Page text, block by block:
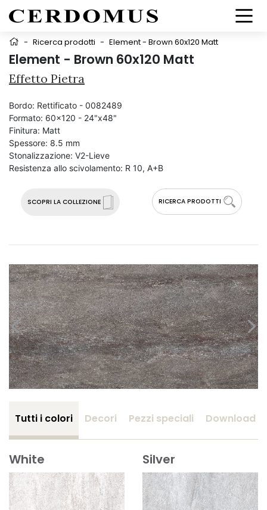
- Ricerca prodotti - Element - Brown 60x120 Matt
Element - Brown 60x120 Matt
Effetto Pietra
SCOPRI LA COLLEZIONE RICERCA PRODOTTI
Bordo: Rettificato - 0082489
Formato: 60x120 - 24"x48"
Finitura: Matt
Spessore: 8.5 mm
Stonalizzazione: V2-Lieve
Resistenza allo scivolamento: R 10, A+B
Tutti i colori Decori Pezzi speciali Download
White Silver